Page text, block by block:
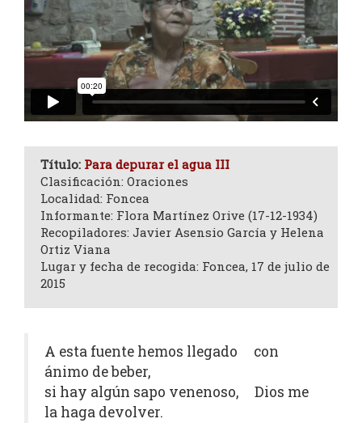
Título: Para depurar el agua III
Clasificación: Oraciones
Localidad: Foncea
Informante: Flora Martínez Orive (17-12-1934)
Recopiladores: Javier Asensio García y Helena
Ortiz Viana
Lugar y fecha de recogida: Foncea, 17 de julio de
2015
A esta fuente hemos llegado con
ánimo de beber,
si hay algún sapo venenoso, Dios me
la haga devolver.